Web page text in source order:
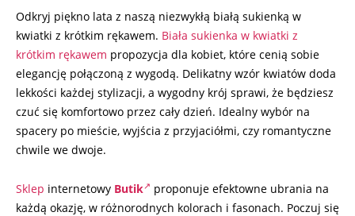
Odkryj piękno lata z naszą niezwykłą białą sukienką w
kwiatki z krótkim rękawem. Biała sukienka w kwiatki z
krótkim rękawem propozycja dla kobiet, które cenią sobie
elegancję połączoną z wygodą. Delikatny wzór kwiatów doda
lekkości każdej stylizacji, a wygodny krój sprawi, że będziesz
czuć się komfortowo przez cały dzień. Idealny wybór na
spacery po mieście, wyjścia z przyjaciółmi, czy romantyczne
chwile we dwoje.
Sklep internetowy Butik proponuje efektowne ubrania na
każdą okazję, w różnorodnych kolorach i fasonach. Poczuj się